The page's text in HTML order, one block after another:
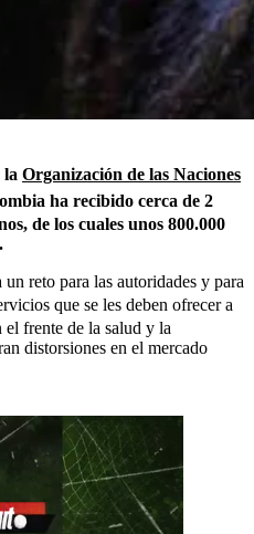
la Organización de las Naciones
ha recibido cerca de 2
de los cuales unos 800.000
reto para las autoridades y para
que se les deben ofrecer a
el frente de la salud y la
distorsiones en el mercado